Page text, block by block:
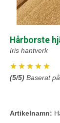
Hårborste
Iris hantverk
(5/5) Baserat på
Artikelnamn: